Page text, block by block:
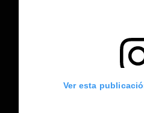
Ver esta